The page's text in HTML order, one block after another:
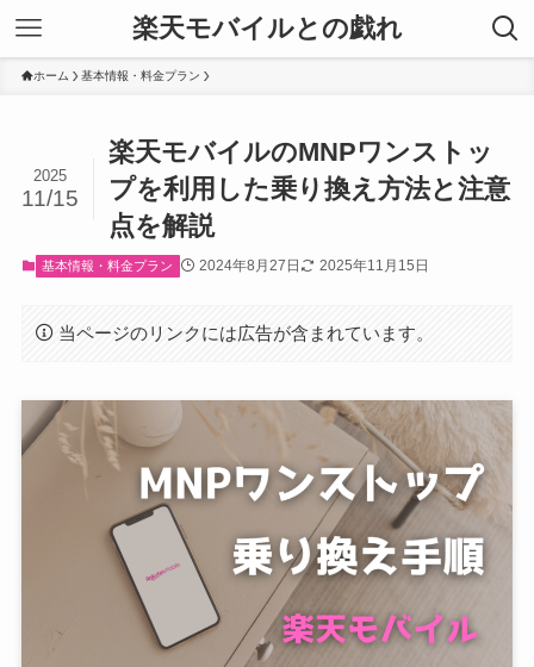
楽天モバイルとの戯れ
ホーム 基本情報・料金プラン
楽天モバイルのMNPワンストッ
プを利用した乗り換え方法と注意
点を解説
2025
11/15
基本情報・料金プラン 2024年8月27日 2025年11月15日
当ページのリンクには広告が含まれています。